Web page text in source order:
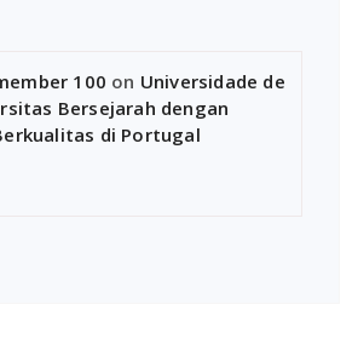
100 on Universidade de
Bersejarah dengan
di Portugal